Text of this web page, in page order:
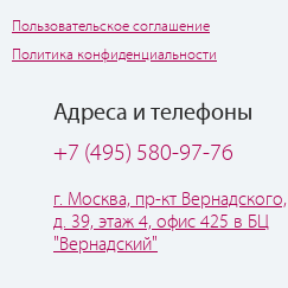
Пользовательское соглашение
Политика конфиденциальности
Адреса и телефоны
+7 (495) 580-97-76
г. Москва, пр-кт Вернадского,
д. 39, этаж 4, офис 425 в БЦ
"Вернадский"